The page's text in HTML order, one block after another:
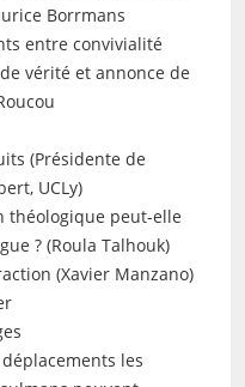
Borrmans
entre convivialité
vérité et annonce de
(Présidente de
UCLy)
théologique peut-elle
? (Roula Talhouk)
(Xavier Manzano)
les